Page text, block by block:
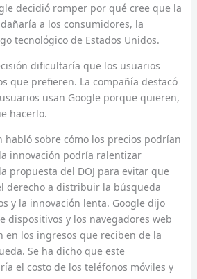
decidió romper por qué cree que la
a los consumidores, la
tecnológico de Estados Unidos.
dificultaría que los usuarios
que prefieren. La compañía destacó
usan Google porque quieren,
hacerlo.
habló sobre cómo los precios podrían
innovación podría ralentizar
propuesta del DOJ para evitar que
derecho a distribuir la búsqueda
y la innovación lenta. Google dijo
dispositivos y los navegadores web
en los ingresos que reciben de la
Se ha dicho que este
el costo de los teléfonos móviles y